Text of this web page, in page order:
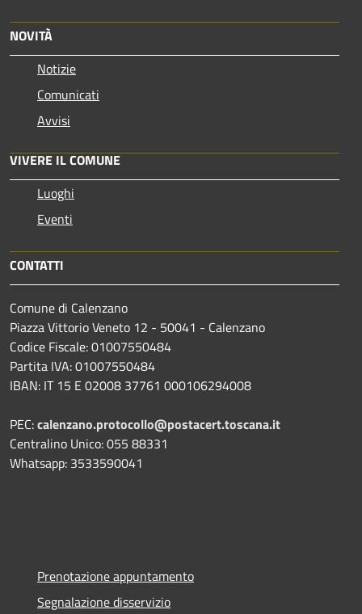
NOVITÀ
Notizie
Comunicati
Avvisi
VIVERE IL COMUNE
Luoghi
Eventi
CONTATTI
Comune di Calenzano
Piazza Vittorio Veneto 12 - 50041 - Calenzano
Codice Fiscale: 01007550484
Partita IVA: 01007550484
IBAN: IT 15 E 02008 37761 000106294008
PEC:calenzano.protocollo@postacert.toscana.it
Centralino Unico: 055 88331
Whatsapp: 3533590041
Prenotazione appuntamento
Segnalazione disservizio